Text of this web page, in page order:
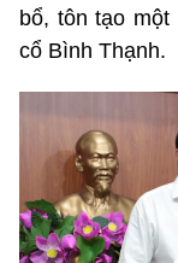
bổ, tôn tạo
cổ Bình Thạnh.